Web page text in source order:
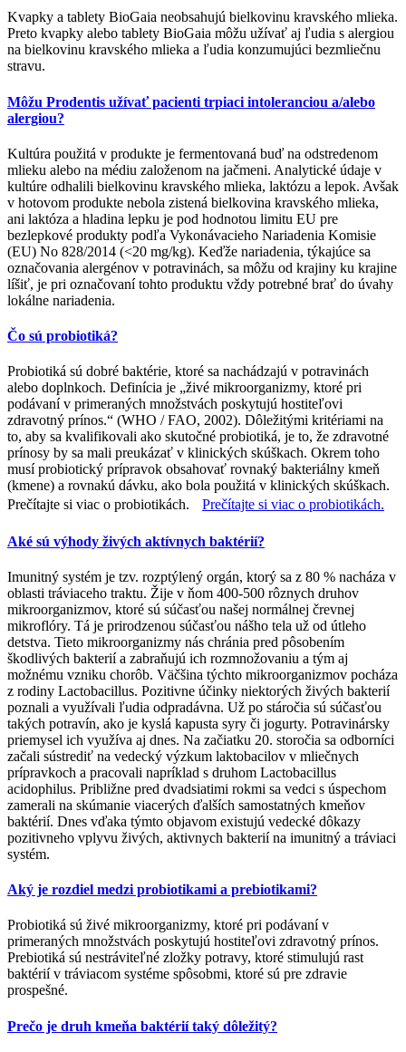
Kvapky a tablety BioGaia neobsahujú bielkovinu kravského mlieka.
Preto kvapky alebo tablety BioGaia môžu užívať aj ľudia s alergiou
na bielkovinu kravského mlieka a ľudia konzumujúci bezmliečnu
stravu.
Môžu Prodentis užívať pacienti trpiaci intoleranciou a/alebo
alergiou?
Kultúra použitá v produkte je fermentovaná buď na odstredenom
mlieku alebo na médiu založenom na jačmeni. Analytické údaje v
kultúre odhalili bielkovinu kravského mlieka, laktózu a lepok. Avšak
v hotovom produkte nebola zistená bielkovina kravského mlieka,
ani laktóza a hladina lepku je pod hodnotou limitu EU pre
bezlepkové produkty podľa Vykonávacieho Nariadenia Komisie
(EU) No 828/2014 (<20 mg/kg). Keďže nariadenia, týkajúce sa
označovania alergénov v potravinách, sa môžu od krajiny ku krajine
líšiť, je pri označovaní tohto produktu vždy potrebné brať do úvahy
lokálne nariadenia.
Čo sú probiotiká?
Probiotiká sú dobré baktérie, ktoré sa nachádzajú v potravinách
alebo doplnkoch. Definícia je „živé mikroorganizmy, ktoré pri
podávaní v primeraných množstvách poskytujú hostiteľovi
zdravotný prínos.“ (WHO / FAO, 2002). Dôležitými kritériami na
to, aby sa kvalifikovali ako skutočné probiotiká, je to, že zdravotné
prínosy by sa mali preukázať v klinických skúškach. Okrem toho
musí probiotický prípravok obsahovať rovnaký bakteriálny kmeň
(kmene) a rovnakú dávku, ako bola použitá v klinických skúškach.
Prečítajte si viac o probiotikách. Prečítajte si viac o probiotikách.
Aké sú výhody živých aktívnych baktérií?
Imunitný systém je tzv. rozptýlený orgán, ktorý sa z 80 % nacháza v
oblasti tráviaceho traktu. Žije v ňom 400-500 rôznych druhov
mikroorganizmov, ktoré sú súčasťou našej normálnej črevnej
mikroflóry. Tá je prirodzenou súčasťou nášho tela už od útleho
detstva. Tieto mikroorganizmy nás chránia pred pôsobením
škodlivých bakterií a zabraňujú ich rozmnožovaniu a tým aj
možnému vzniku chorôb. Väčšina týchto mikroorganizmov pocháza
z rodiny Lactobacillus. Pozitivne účinky niektorých živých bakterií
poznali a využívali ľudia odpradávna. Už po stáročia sú súčasťou
takých potravín, ako je kyslá kapusta syry či jogurty. Potravinársky
priemysel ich využíva aj dnes. Na začiatku 20. storočia sa odborníci
začali sústrediť na vedecký výzkum laktobacilov v mliečnych
prípravkoch a pracovali napríklad s druhom Lactobacillus
acidophilus. Približne pred dvadsiatimi rokmi sa vedci s úspechom
zamerali na skúmanie viacerých ďalších samostatných kmeňov
baktérií. Dnes vďaka týmto objavom existujú vedecké dôkazy
pozitivneho vplyvu živých, aktivnych bakterií na imunitný a tráviaci
systém.
Aký je rozdiel medzi probiotikami a prebiotikami?
Probiotiká sú živé mikroorganizmy, ktoré pri podávaní v
primeraných množstvách poskytujú hostiteľovi zdravotný prínos.
Prebiotiká sú nestráviteľné zložky potravy, ktoré stimulujú rast
baktérií v tráviacom systéme spôsobmi, ktoré sú pre zdravie
prospešné.
Prečo je druh kmeňa baktérií taký dôležitý?